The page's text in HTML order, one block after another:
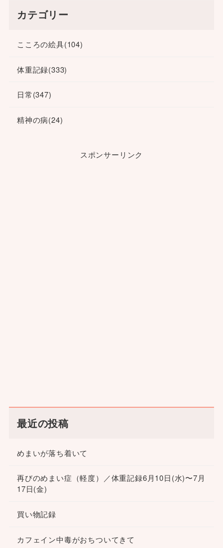
カテゴリー
こころの絵具(104)
体重記録(333)
日常(347)
精神の病(24)
スポンサーリンク
最近の投稿
めまいが落ち着いて
再びのめまい症（軽度）／体重記録6月10日(水)〜7月
17日(金)
買い物記録
カフェイン中毒がおちついてきて